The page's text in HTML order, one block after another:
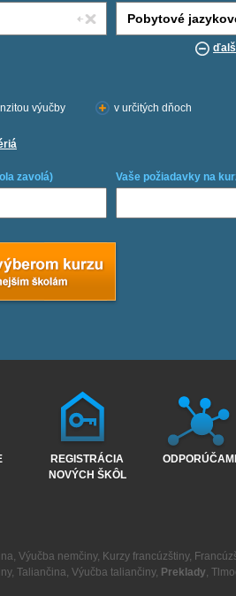
výučby v určitých dňoch
zavolá) Vaše požiadavky na
REGISTRÁCIA
NOVÝCH ŠKÔL
, Výučba nemčiny, Kurzy francúzštiny,
, Taliančina, Výučba taliančiny, Preklady,